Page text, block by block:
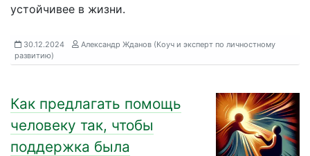
устойчивее в жизни.
30.12.2024
Александр Жданов (Коуч и эксперт по личностному
развитию)
Как предлагать помощь
человеку так, чтобы
поддержка была